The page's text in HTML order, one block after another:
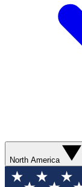
North America